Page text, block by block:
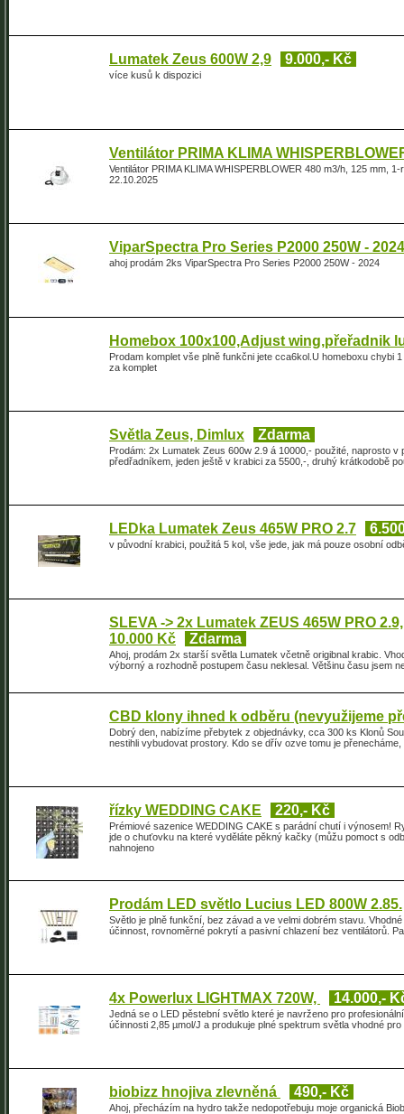
Lumatek Zeus 600W 2,9 9.000,- Kč
více kusů k dispozici
Ventilátor PRIMA KLIMA
Ventilátor PRIMA KLIMA WHISPERBLOWER 480 m3/h, 125 mm,
22.10.2025
ViparSpectra Pro Series P2000 250W - 2024
ahoj prodám 2ks ViparSpectra Pro Series P2000 250W - 2024
Homebox 100x100,Adjust wing,přeřadnik
Prodam komplet vše plně funkčni jete cca6kol.U homeboxu chybi
za komplet
Světla Zeus, Dimlux Zdarma
Prodám: 2x Lumatek Zeus 600w 2.9 á 10000,- použité, naprosto
předřadníkem, jeden ještě v krabici za 5500,-, druhý krátkodobě
LEDka Lumatek Zeus 465W PRO 2.7
v původní krabici, použitá 5 kol, vše jede, jak má pouze osobní
SLEVA -> 2x Lumatek ZEUS 465W PRO
10.000 Kč
Zdarma
Ahoj, prodám 2x starší světla Lumatek včetně origibnal krabic.
výborný a rozhodně postupem času neklesal. Většinu času jsem
CBD klony ihned k odběru (nevyužijeme
Dobrý den, nabízíme přebytek z objednávky, cca 300 ks Klonů
nestihli vybudovat prostory. Kdo se dřív ozve tomu je
řízky WEDDING CAKE 220,- Kč
Prémiové sazenice WEDDING CAKE s parádní chutí i výnosem!
jde o chuťovku na které vyděláte pěkný kačky (můžu pomoct s
nahnojeno
Prodám LED světlo Lucius LED 800W 2.85.
Světlo je plně funkční, bez závad a ve velmi dobrém stavu.
účinnost, rovnoměrné pokrytí a pasivní chlazení bez ventilátorů.
4x Powerlux LIGHTMAX 720W, 14.000,-
Jedná se o LED pěstební světlo které je navrženo pro
účinnosti 2,85 µmol/J a produkuje plné spektrum světla vhodné
biobizz hnojiva zlevněná 490,- Kč
Ahoj, přecházím na hydro takže nedopotřebuju moje organická